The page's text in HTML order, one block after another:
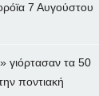
7 Αυγούστου
γιόρτασαν τα 50
ποντιακή